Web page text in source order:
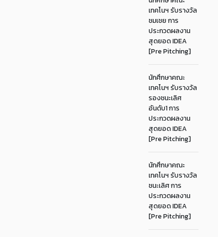
เทคโนฯ รับรางวัล
ชมเชย การ
ประกวดผลงาน
สุดยอด IDEA
[Pre Pitching]
นักศึกษาคณะ
เทคโนฯ รับรางวัล
รองชนะเลิศ
อันดับ1 การ
ประกวดผลงาน
สุดยอด IDEA
[Pre Pitching]
นักศึกษาคณะ
เทคโนฯ รับรางวัล
ชนะเลิศ การ
ประกวดผลงาน
สุดยอด IDEA
[Pre Pitching]